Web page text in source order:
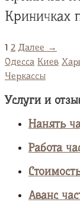
Криничках
1 2 Далее →
Одесса Киев
Черкассы
Услуги и
Нанять
Работа
Аванс